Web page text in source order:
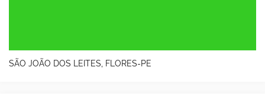
SÃO JOÃO DOS LEITES, FLORES-PE